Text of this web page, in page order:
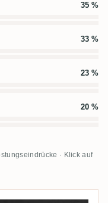
35 %
33 %
23 %
20 %
· Klick auf